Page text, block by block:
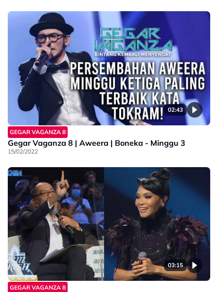
02:43
GEGAR VAGANZA 8
Gegar Vaganza 8 | Aweera | Boneka - Minggu 3
15/02/2022
03:15
GEGAR VAGANZA 8